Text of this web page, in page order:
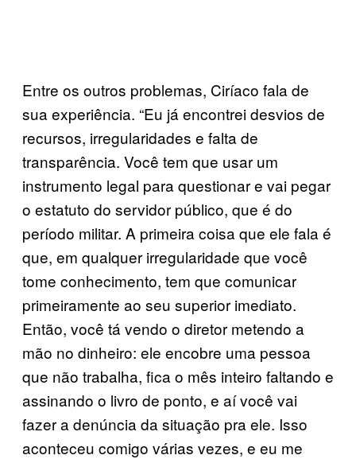
Entre os outros problemas, Ciríaco fala de
sua experiência. “Eu já encontrei desvios de
recursos, irregularidades e falta de
transparência. Você tem que usar um
instrumento legal para questionar e vai pegar
o estatuto do servidor público, que é do
período militar. A primeira coisa que ele fala é
que, em qualquer irregularidade que você
tome conhecimento, tem que comunicar
primeiramente ao seu superior imediato.
Então, você tá vendo o diretor metendo a
mão no dinheiro: ele encobre uma pessoa
que não trabalha, fica o mês inteiro faltando e
assinando o livro de ponto, e aí você vai
fazer a denúncia da situação pra ele. Isso
aconteceu comigo várias vezes, e eu me